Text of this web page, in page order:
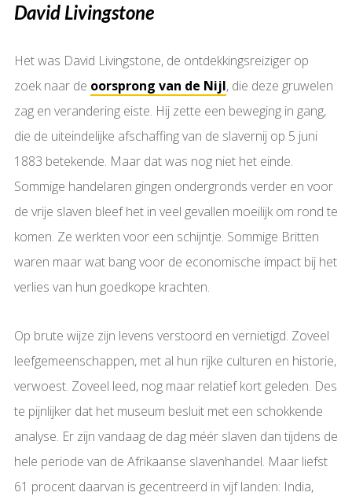
David Livingstone
Het was David Livingstone, de ontdekkingsreiziger op
zoek naar de oorsprong van de Nijl, die deze gruwelen
zag en verandering eiste. Hij zette een beweging in gang,
die de uiteindelijke afschaffing van de slavernij op 5 juni
1883 betekende. Maar dat was nog niet het einde.
Sommige handelaren gingen ondergronds verder en voor
de vrije slaven bleef het in veel gevallen moeilijk om rond te
komen. Ze werkten voor een schijntje. Sommige Britten
waren maar wat bang voor de economische impact bij het
verlies van hun goedkope krachten.
Op brute wijze zijn levens verstoord en vernietigd. Zoveel
leefgemeenschappen, met al hun rijke culturen en historie,
verwoest. Zoveel leed, nog maar relatief kort geleden. Des
te pijnlijker dat het museum besluit met een schokkende
analyse. Er zijn vandaag de dag méér slaven dan tijdens de
hele periode van de Afrikaanse slavenhandel. Maar liefst
61 procent daarvan is gecentreerd in vijf landen: India,